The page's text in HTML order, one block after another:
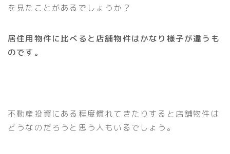
を見たことがあるでしょうか？
居住用物件に比べると店舗物件はかなり様子が違うも
のです。
不動産投資にある程度慣れてきたりすると店舗物件は
どうなのだろうと思う人もいるでしょう。